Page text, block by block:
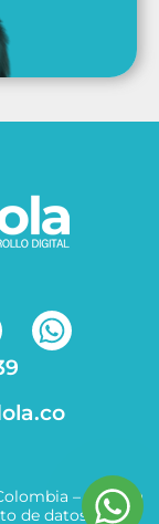
–Política
de datos.